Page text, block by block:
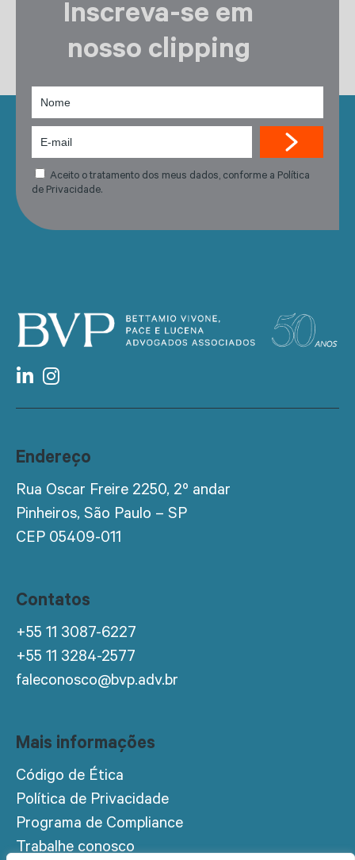
Inscreva-se em
nosso clipping
Aceito o tratamento dos meus dados, conforme a Política
de Privacidade.
Endereço
Rua Oscar Freire 2250, 2º andar
Pinheiros, São Paulo – SP
CEP 05409-011
Contatos
+55 11 3087-6227
+55 11 3284-2577
faleconosco@bvp.adv.br
Mais informações
Código de Ética
Política de Privacidade
Programa de Compliance
Trabalhe conosco